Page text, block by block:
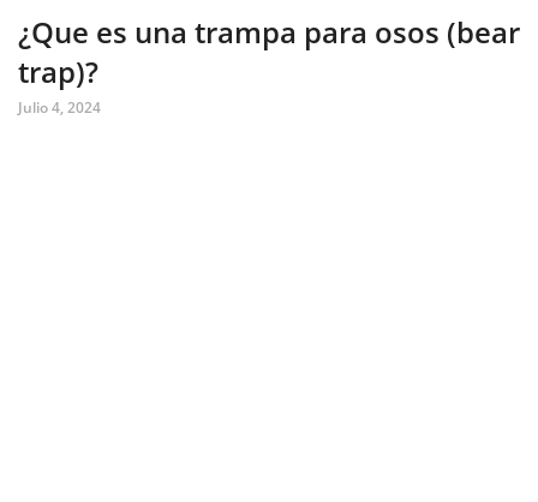
¿Que es una trampa para osos (bear
trap)?
Julio 4, 2024